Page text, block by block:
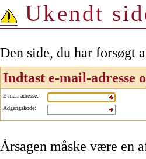
Ukendt
Den side, du har forsøgt
Indtast e-mail-adresse
E-mail-adresse:
Adgangskode:
Årsagen måske være en